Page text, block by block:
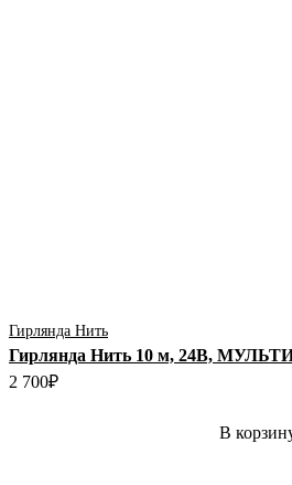
Гирлянда Нить
Гирлянда Нить 10 м, 24В,
2 700₽
В